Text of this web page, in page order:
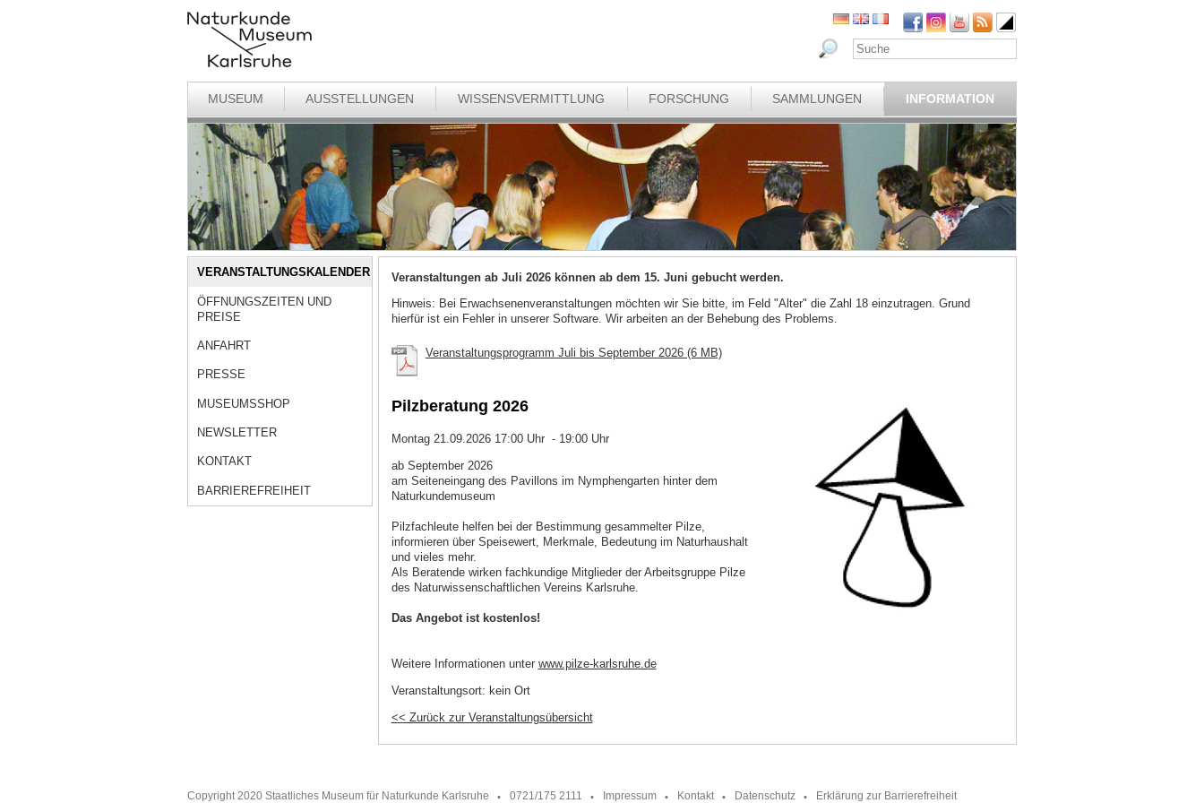
MUSEUM AUSSTELLUNGEN WISSENSVERMITTLUNG FORSCHUNG SAMMLUNGEN INFORMATION
VERANSTALTUNGSKALENDER
ÖFFNUNGSZEITEN UND
PREISE
ANFAHRT
PRESSE
MUSEUMSSHOP
NEWSLETTER
KONTAKT
BARRIEREFREIHEIT
Veranstaltungen ab Juli 2026 können ab dem 15. Juni gebucht werden.
Hinweis: Bei Erwachsenenveranstaltungen möchten wir Sie bitte, im Feld "Alter" die Zahl 18 einzutragen. Grund
hierfür ist ein Fehler in unserer Software. Wir arbeiten an der Behebung des Problems.
Veranstaltungsprogramm Juli bis September 2026 (6 MB)
Pilzberatung 2026
Montag 21.09.2026 17:00 Uhr - 19:00 Uhr
ab September 2026
am Seiteneingang des Pavillons im Nymphengarten hinter dem
Naturkundemuseum
Pilzfachleute helfen bei der Bestimmung gesammelter Pilze,
informieren über Speisewert, Merkmale, Bedeutung im Naturhaushalt
und vieles mehr.
Als Beratende wirken fachkundige Mitglieder der Arbeitsgruppe Pilze
des Naturwissenschaftlichen Vereins Karlsruhe.
Das Angebot ist kostenlos!
Weitere Informationen unter www.pilze-karlsruhe.de
Veranstaltungsort: kein Ort
<< Zurück zur Veranstaltungsübersicht
Copyright 2020 Staatliches Museum für Naturkunde Karlsruhe 0721/175 2111 Impressum Kontakt Datenschutz Erklärung zur Barrierefreiheit